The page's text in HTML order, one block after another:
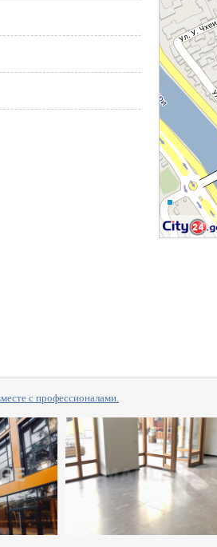
с профессионалами.